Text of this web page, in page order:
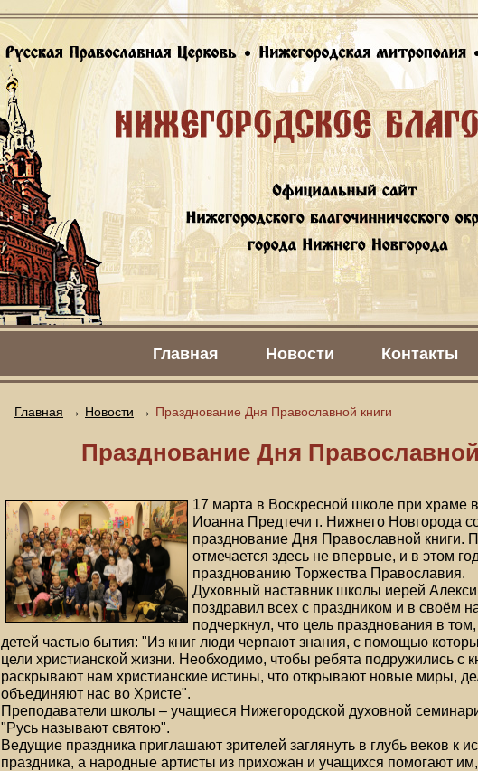
Главная Новости Контакты
Главная → Новости → Празднование Дня Православной книги
Празднование Дня
17 марта в Воскресной школе при храме
Иоанна Предтечи г. Нижнего Новгорода
празднование Дня Православной книги.
отмечается здесь не впервые, и в этом
празднованию Торжества Православия.
Духовный наставник школы иерей
поздравил всех с праздником и в своём
подчеркнул, что цель празднования в
детей частью бытия: "Из книг люди черпают знания, с помощью
цели христианской жизни. Необходимо, чтобы ребята подружились с
раскрывают нам христианские истины, что открывают новые миры,
объединяют нас во Христе".
Преподаватели школы – учащиеся Нижегородской духовной
"Русь называют святою".
Ведущие праздника приглашают зрителей заглянуть в глубь веков к
праздника, а народные артисты из прихожан и учащихся помогают